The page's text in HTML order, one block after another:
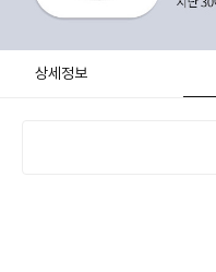
상세정보